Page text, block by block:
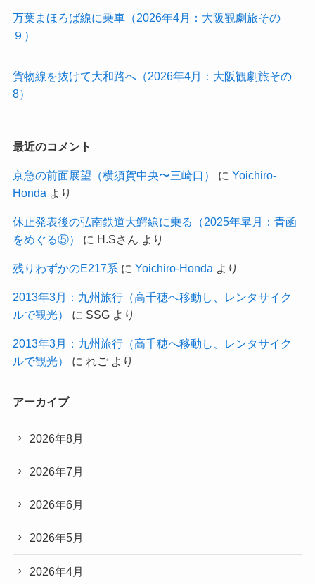
万葉まほろば線に乗車（2026年4月：大阪観劇旅その
９）
貨物線を抜けて大和路へ（2026年4月：大阪観劇旅その
8）
最近のコメント
京急の前面展望（横須賀中央〜三崎口） に Yoichiro-
Honda より
休止発表後の弘南鉄道大鰐線に乗る（2025年皐月：青函
をめぐる⑤）
に H.Sさん より
残りわずかのE217系 に Yoichiro-Honda より
2013年3月：九州旅行（高千穂へ移動し、レンタサイク
ルで観光）
に SSGより
2013年3月：九州旅行（高千穂へ移動し、レンタサイク
ルで観光）
に れごより
アーカイブ
2026年8月
2026年7月
2026年6月
2026年5月
2026年4月